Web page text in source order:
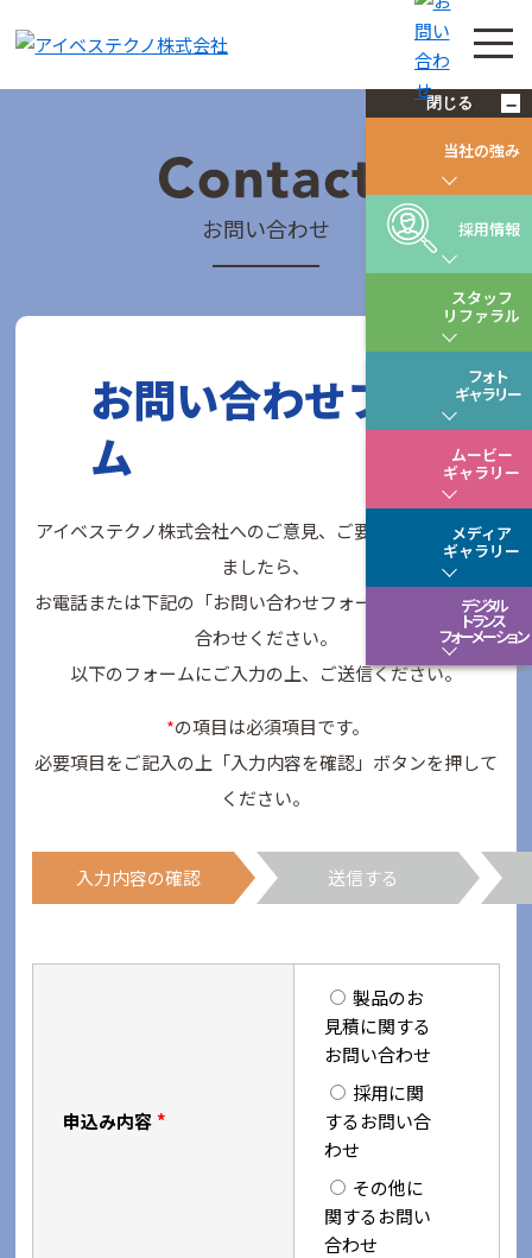
当社の強み
採用情報
スタッフ
リファラル
フォト
ギャラリー
ムービー
ギャラリー
メディア
ギャラリー
デジタル
トランス
フォーメーション
お問い合わせ
お問い合わせフォー
ム
アイベステクノ株式会社へのご意見、ご要望などがござい
ましたら、
お電話または下記の「お問い合わせフォーム」にてお問い
合わせください。
以下のフォームにご入力の上、ご送信ください。
*の項目は必須項目です。
必要項目をご記入の上「入力内容を確認」ボタンを押して
ください。
入力内容の確認 送信する
申込み内容*
製品のお
見積に関する
お問い合わせ
採用に関
するお問い合
わせ
その他に
関するお問い
合わせ
閉じる −